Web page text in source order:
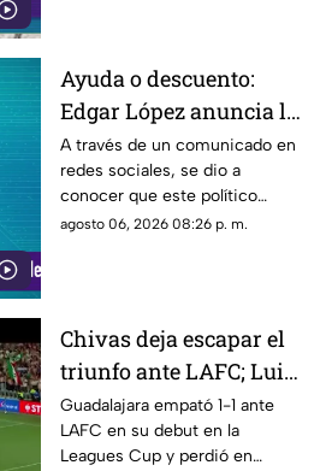
Ayuda o descuento:
Edgar López anuncia la
nueva estrategia para
ayudar algunas
familias
A través de un comunicado en
redes sociales, se dio a
conocer que este político
presuntamente busca ayudar a
agosto 06, 2026 08:26 p. m.
Chivas deja escapar el
triunfo ante LAFC; Luis
Romo es señalado por
su cobro en penales
Guadalajara empató 1-1 ante
LAFC en su debut en la
Leagues Cup y perdió en